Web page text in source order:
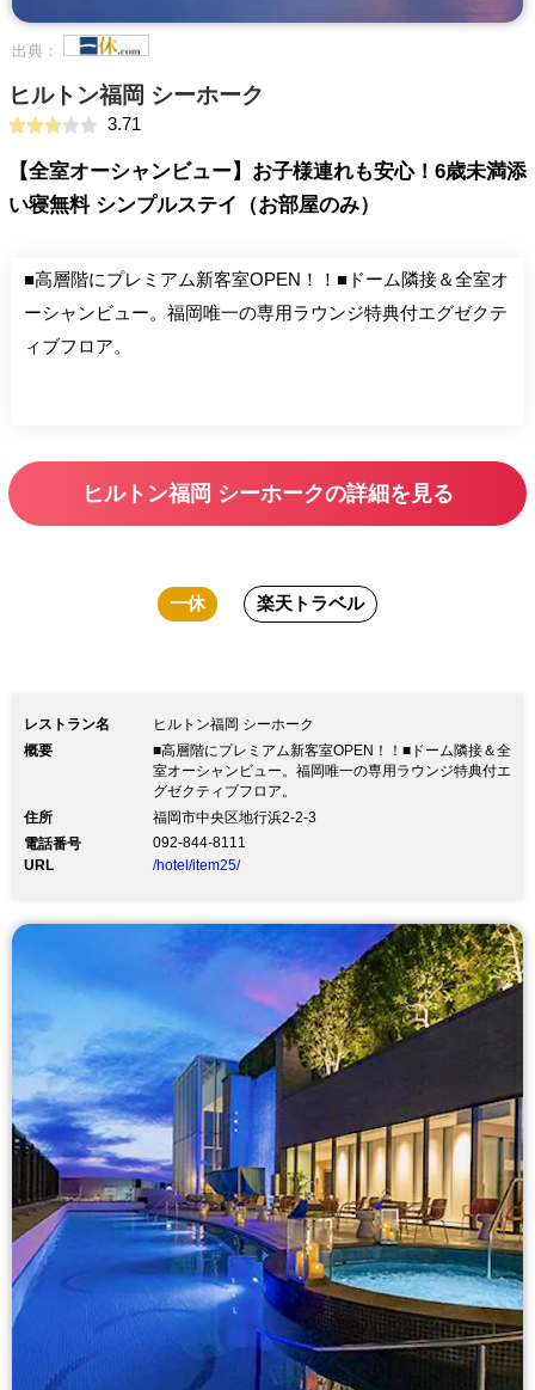
出典：
ヒルトン福岡 シーホーク
3.71
【全室オーシャンビュー】お子様連れも安心！6歳未満添
い寝無料 シンプルステイ（お部屋のみ）
■高層階にプレミアム新客室OPEN！！■ドーム隣接＆全室オ
ーシャンビュー。福岡唯一の専用ラウンジ特典付エグゼクテ
ィブフロア。
ヒルトン福岡 シーホークの詳細を見る
一休 楽天トラベル
レストラン名
ヒルトン福岡 シーホーク
概要
■高層階にプレミアム新客室OPEN！！■ドーム隣接＆全
室オーシャンビュー。福岡唯一の専用ラウンジ特典付エ
グゼクティブフロア。
住所
福岡市中央区地行浜2-2-3
電話番号
092-844-8111
URL
/hotel/item25/